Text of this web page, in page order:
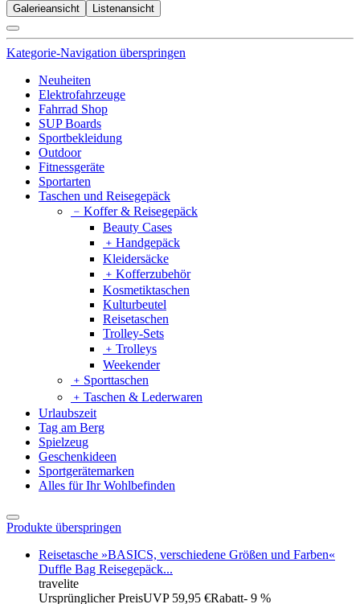
Galerieansicht Listenansicht
Kategorie-Navigation überspringen
Neuheiten
Elektrofahrzeuge
Fahrrad Shop
SUP Boards
Sportbekleidung
Outdoor
Fitnessgeräte
Sportarten
Taschen und Reisegepäck
﹣ Koffer & Reisegepäck
Beauty Cases
﹢ Handgepäck
Kleidersäcke
﹢ Kofferzubehör
Kosmetiktaschen
Kulturbeutel
Reisetaschen
Trolley-Sets
﹢ Trolleys
Weekender
﹢ Sporttaschen
﹢ Taschen & Lederwaren
Urlaubszeit
Tag am Berg
Spielzeug
Geschenkideen
Sportgerätemarken
Alles für Ihr Wohlbefinden
Produkte überspringen
Reisetasche »BASICS, verschiedene Größen und Farben«
Duffle Bag Reisegepäck...
travelite
Ursprünglicher PreisUVP 59,95 €Rabatt- 9 %